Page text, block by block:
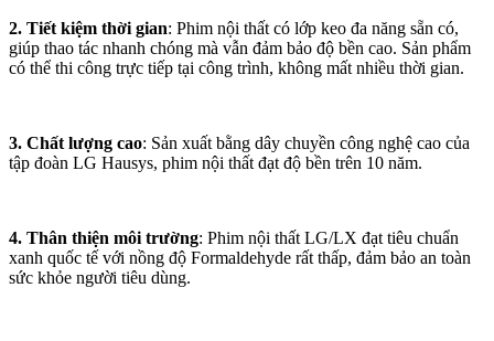
2. Tiết kiệm thời gian: Phim nội thất có lớp keo đa năng sẵn có,
giúp thao tác nhanh chóng mà vẫn đảm bảo độ bền cao. Sản phẩm
có thể thi công trực tiếp tại công trình, không mất nhiều thời gian.
3. Chất lượng cao: Sản xuất bằng dây chuyền công nghệ cao của
tập đoàn LG Hausys, phim nội thất đạt độ bền trên 10 năm.
4. Thân thiện môi trường: Phim nội thất LG/LX đạt tiêu chuẩn
xanh quốc tế với nồng độ Formaldehyde rất thấp, đảm bảo an toàn
sức khỏe người tiêu dùng.